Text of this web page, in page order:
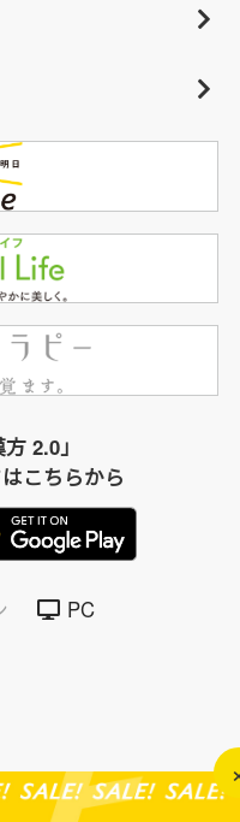
2.0」
こちらから
PC